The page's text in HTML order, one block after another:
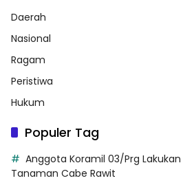
Daerah
Nasional
Ragam
Peristiwa
Hukum
Populer Tag
Anggota Koramil 03/Prg
Tanaman Cabe Rawit